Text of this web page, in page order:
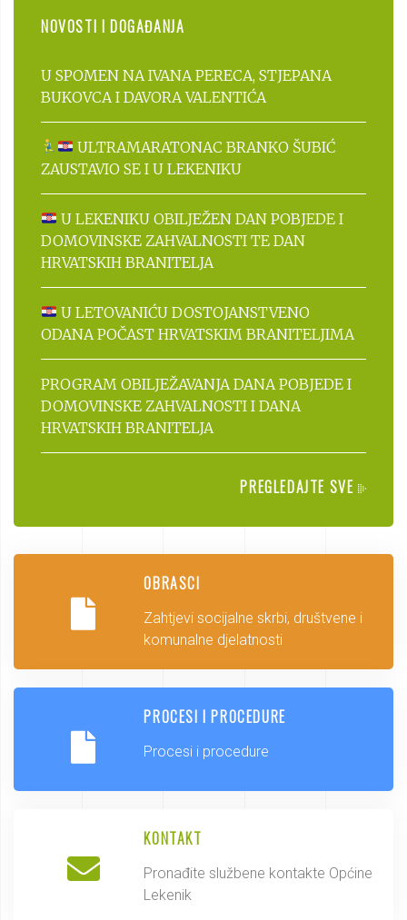
NOVOSTI I DOGAĐANJA
U SPOMEN NA IVANA PERECA, STJEPANA
BUKOVCA I DAVORA VALENTIĆA
ULTRAMARATONAC BRANKO ŠUBIĆ
ZAUSTAVIO SE I U LEKENIKU
U LEKENIKU OBILJEŽEN DAN POBJEDE I
DOMOVINSKE ZAHVALNOSTI TE DAN
HRVATSKIH BRANITELJA
U LETOVANIĆU DOSTOJANSTVENO
ODANA POČAST HRVATSKIM BRANITELJIMA
PROGRAM OBILJEŽAVANJA DANA POBJEDE I
DOMOVINSKE ZAHVALNOSTI I DANA
HRVATSKIH BRANITELJA
PREGLEDAJTE SVE
OBRASCI
Zahtjevi socijalne skrbi, društvene i
komunalne djelatnosti
PROCESI I PROCEDURE
Procesi i procedure
KONTAKT
Pronađite službene kontakte Općine
Lekenik